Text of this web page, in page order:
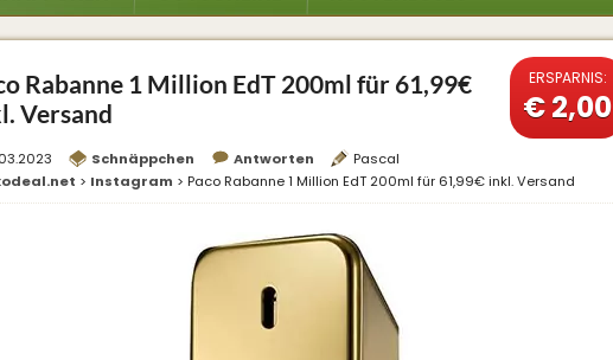
Rabanne 1 Million EdT 200ml für 61,99€
Versand
ERSPARNIS:
€ 2,00
Schnäppchen Antworten
Pascal
> Instagram > Paco Rabanne 1 Million EdT 200ml für 61,99€ inkl. Versand